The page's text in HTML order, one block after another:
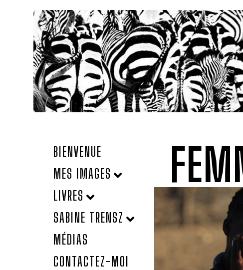
BIENVENUE
MES IMAGES
LIVRES
SABINE TRENSZ
MÉDIAS
CONTACTEZ-MOI